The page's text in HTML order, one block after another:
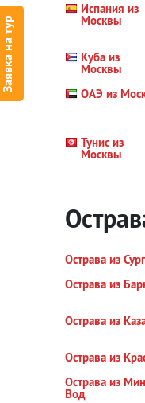
Заявка на тур
Испания из
Москвы
Куба из
Москвы
ОАЭ из
Тунис из
Москвы
Острава из
Острава из
Острава из
Острава из
Острава из
Вод